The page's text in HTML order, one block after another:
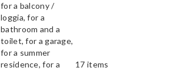
for a balcony /
loggia, for a
bathroom and a
toilet, for a garage,
for a summer
residence, for a
17 items